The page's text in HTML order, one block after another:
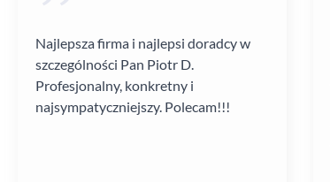
Najlepsza firma i najlepsi doradcy w
szczególności Pan Piotr D.
Profesjonalny, konkretny i
najsympatyczniejszy. Polecam!!!